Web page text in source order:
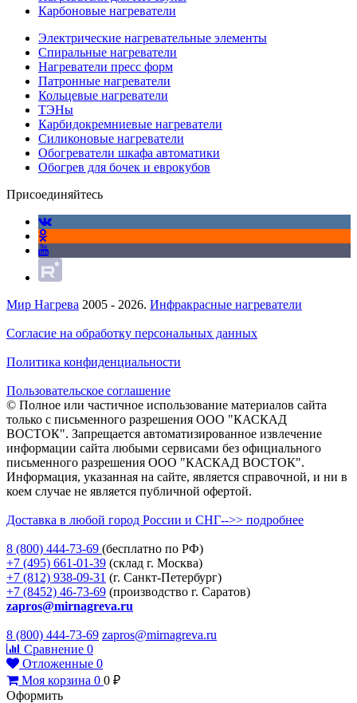
Карбоновые нагреватели
Электрические нагревательные элементы
Спиральные нагреватели
Нагреватели пресс форм
Патронные нагреватели
Кольцевые нагреватели
ТЭНы
Карбидокремниевые нагреватели
Силиконовые нагреватели
Обогреватели шкафа автоматики
Обогрев для бочек и еврокубов
Присоединяйтесь
Мир Нагрева 2005 - 2026. Инфракрасные нагреватели
Согласие на обработку персональных данных
Политика конфиденциальности
Пользовательское соглашение
© Полное или частичное использование материалов сайта
только с письменного разрешения ООО "КАСКАД
ВОСТОК". Запрещается автоматизированное извлечение
информации сайта любыми сервисами без официального
письменного разрешения ООО "КАСКАД ВОСТОК".
Информация, указанная на сайте, является справочной, и ни в
коем случае не является публичной офертой.
Доставка в любой город России и СНГ-->> подробнее
8 (800) 444-73-69 (бесплатно по РФ)
+7 (495) 661-01-39 (склад г. Москва)
+7 (812) 938-09-31 (г. Санкт-Петербург)
+7 (8452) 46-73-69 (производство г. Саратов)
zapros@mirnagreva.ru
8 (800) 444-73-69 zapros@mirnagreva.ru
Сравнение 0
Отложенные 0
Моя корзина 0 0 ₽
Оформить